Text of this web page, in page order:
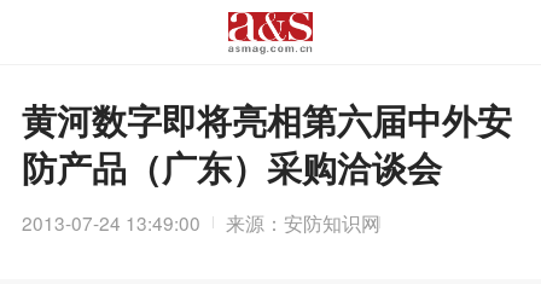
黄河数字即将亮相第六届中外安
防产品（广东）采购洽谈会
2013-07-24 13:49:00 来源：安防知识网